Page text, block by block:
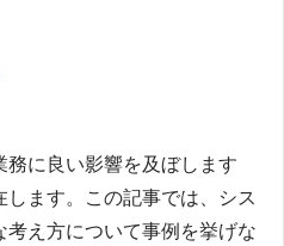
に良い影響を及ぼします
ます。この記事では、シス
え方について事例を挙げな